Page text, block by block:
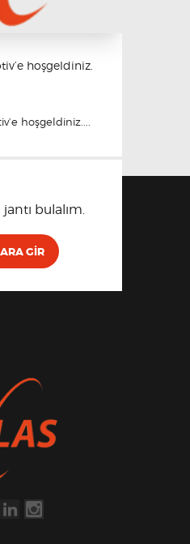
hoşgeldiniz.
hoşgeldiniz....
bulalım.
GIR